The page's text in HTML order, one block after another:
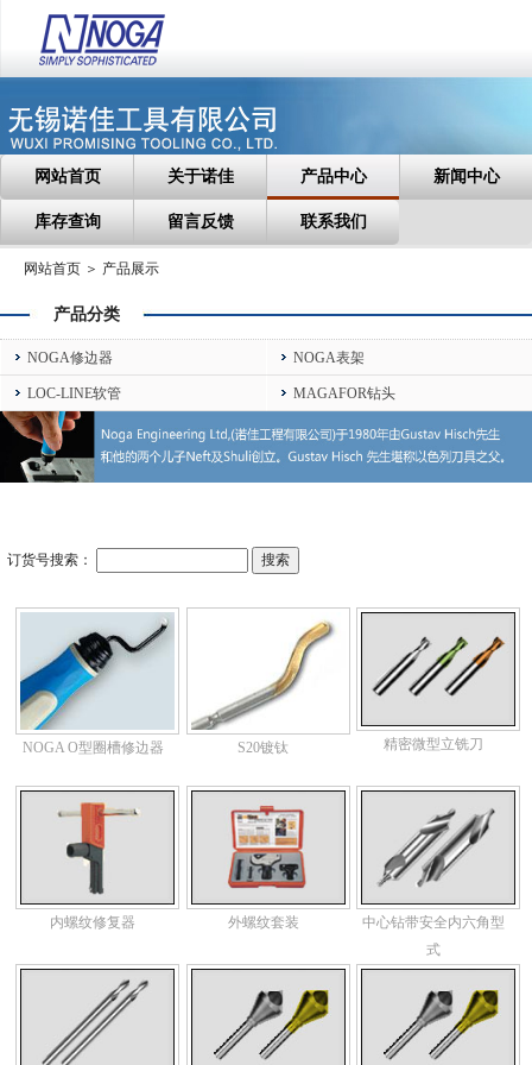
网站首页 关于诺佳 产品中心 新闻中心
库存查询 留言反馈 联系我们
网站首页 ＞ 产品展示
产品分类
NOGA修边器 NOGA表架
LOC-LINE软管 MAGAFOR钻头
订货号搜索：
NOGA O型圈槽修边器 S20镀钛 精密微型立铣刀
内螺纹修复器 外螺纹套装
中心钻带安全内六角型
式